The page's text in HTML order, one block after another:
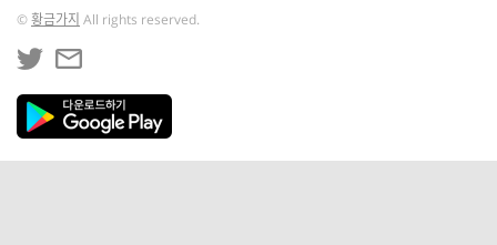
©황금가지 All rights reserved.